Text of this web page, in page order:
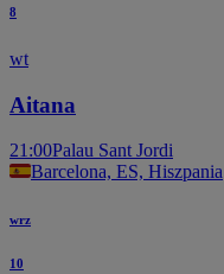
8
wt
Aitana
21:00Palau Sant Jordi
Barcelona, ES, Hiszpania
wrz
10